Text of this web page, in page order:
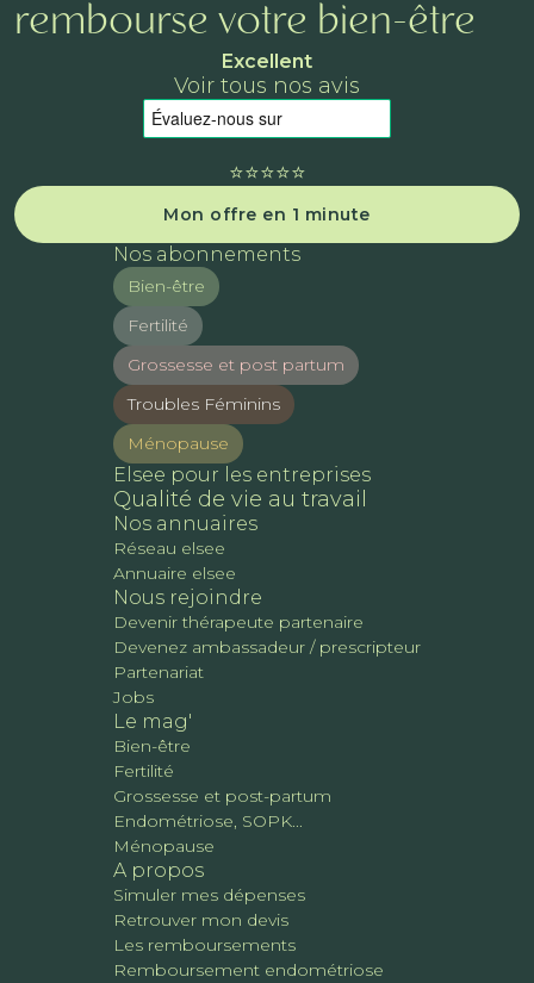
rembourse votre bien-être
Excellent
Voir tous nos avis
⭐️⭐️⭐️⭐️⭐️
Mon offre en 1 minute
Nos abonnements
Bien-être
Fertilité
Grossesse et post partum
Troubles Féminins
Ménopause
Elsee pour les entreprises
Qualité de vie au travail
Nos annuaires
Réseau elsee
Annuaire elsee
Nous rejoindre
Devenir thérapeute partenaire
Devenez ambassadeur / prescripteur
Partenariat
Jobs
Le mag'
Bien-être
Fertilité
Grossesse et post-partum
Endométriose, SOPK...
Ménopause
A propos
Simuler mes dépenses
Retrouver mon devis
Les remboursements
Remboursement endométriose